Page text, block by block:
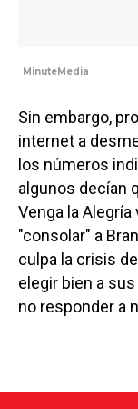
MinuteMedia
Sin embargo,
internet a
los números
algunos decían
Venga la
"consolar" a
culpa la crisis
elegir bien a
no responder a